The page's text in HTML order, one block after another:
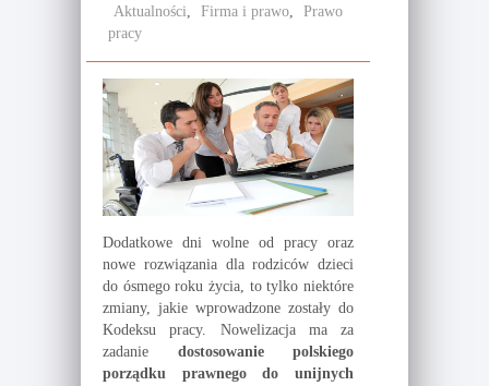
Aktualności, Firma i prawo,
Prawo
pracy
Dodatkowe dni wolne od pracy oraz
nowe rozwiązania dla rodziców dzieci
do ósmego roku życia, to tylko niektóre
zmiany, jakie wprowadzone zostały do
Kodeksu pracy. Nowelizacja ma za
zadanie dostosowanie polskiego
porządku prawnego do unijnych